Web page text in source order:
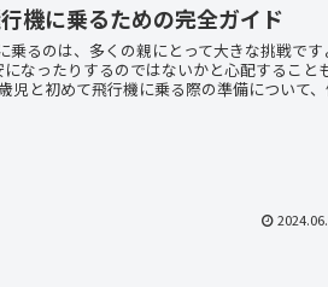
機に乗るための完全ガイド
乗るのは、多くの親にとって大きな挑戦です
なったりするのではないかと心配すること
児と初めて飛行機に乗る際の準備について